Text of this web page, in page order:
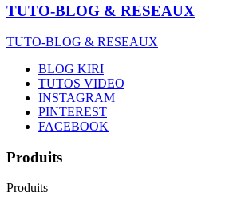
TUTO-BLOG & RESEAUX
TUTO-BLOG & RESEAUX
BLOG KIRI
TUTOS VIDEO
INSTAGRAM
PINTEREST
FACEBOOK
Produits
Produits